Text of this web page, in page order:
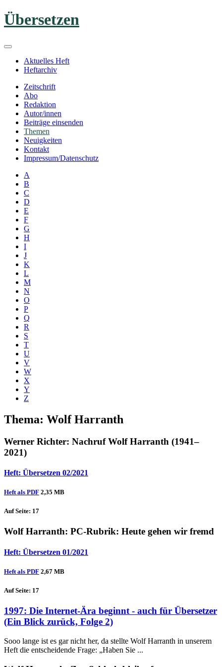
Zum
Inhalt
Übersetzen
Aktuelles Heft
Heftarchiv
Zeitschrift
Abo
Redaktion
Autor/innen
Beiträge einsenden
Themen
Neuigkeiten
Kontakt
Impressum/Datenschutz
A
B
C
D
E
F
G
H
I
J
K
L
M
N
O
P
Q
R
S
T
U
V
W
X
Y
Z
Thema: Wolf Harranth
Werner Richter: Nachruf Wolf Harranth (1941–
2021)
Heft: Übersetzen 02/2021
Heft als PDF 2,35 MB
Auf Seite: 17
Wolf Harranth: PC-Rubrik: Heute gehen wir fremd
Heft: Übersetzen 01/2021
Heft als PDF 2,67 MB
Auf Seite: 17
1997: Die Internet-Ära beginnt - auch für Übersetzer
(Ein Blick zurück, Folge 2)
Sooo lange ist es gar nicht her, da stellte Wolf Harranth in unserem
Heft die entscheidende Frage: „Haben Sie ...